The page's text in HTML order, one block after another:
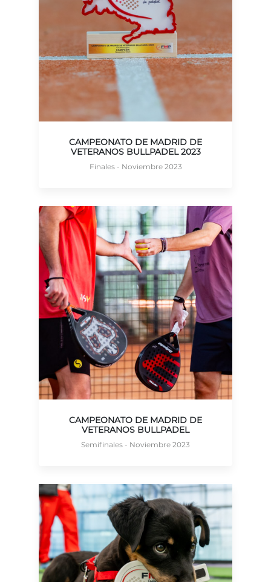
CAMPEONATO DE MADRID DE
VETERANOS BULLPADEL 2023
Finales - Noviembre 2023
CAMPEONATO DE MADRID DE
VETERANOS BULLPADEL
Semifinales - Noviembre 2023